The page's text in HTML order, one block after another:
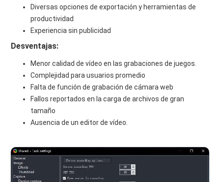
Diversas opciones de exportación y herramientas de
productividad
Experiencia sin publicidad
Desventajas:
Menor calidad de vídeo en las grabaciones de juegos.
Complejidad para usuarios promedio
Falta de función de grabación de cámara web
Fallos reportados en la carga de archivos de gran
tamaño
Ausencia de un editor de vídeo.